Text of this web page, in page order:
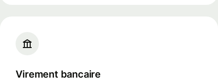
Virement bancaire